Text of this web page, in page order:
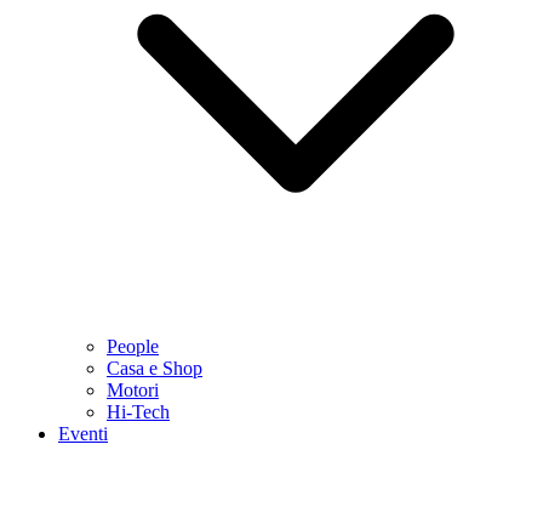
People
Casa e Shop
Motori
Hi-Tech
Eventi